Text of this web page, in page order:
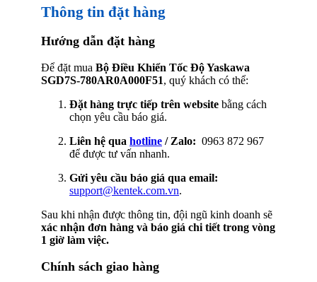
Thông tin đặt hàng
Hướng dẫn đặt hàng
Để đặt mua Bộ Điều Khiển Tốc Độ Yaskawa
SGD7S-780AR0A000F51, quý khách có thể:
Đặt hàng trực tiếp trên website bằng cách
chọn yêu cầu báo giá.
Liên hệ qua hotline / Zalo: 0963 872 967
để được tư vấn nhanh.
Gửi yêu cầu báo giá qua email:
support@kentek.com.vn.
Sau khi nhận được thông tin, đội ngũ kinh doanh sẽ
xác nhận đơn hàng và báo giá chi tiết trong vòng
1 giờ làm việc.
Chính sách giao hàng